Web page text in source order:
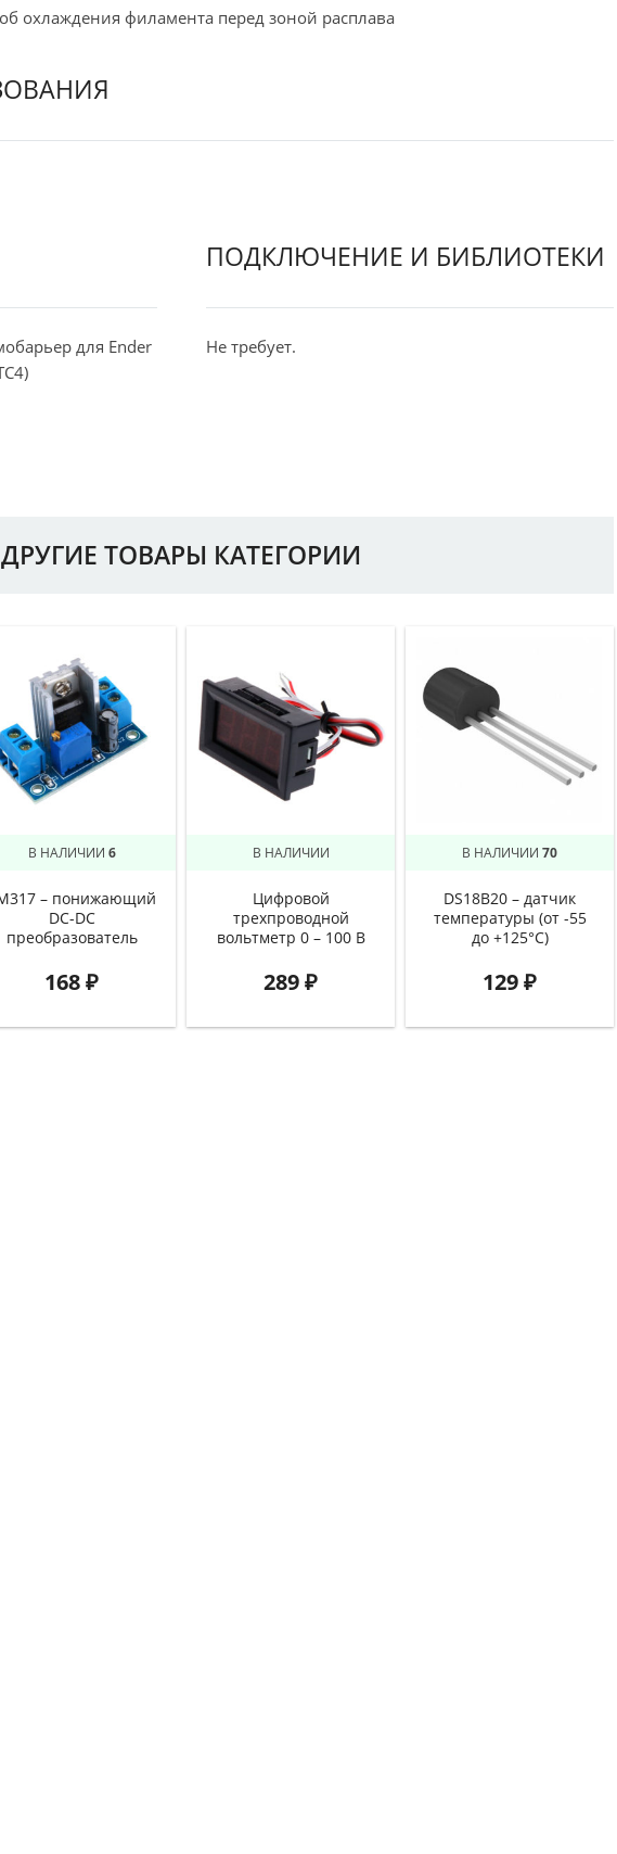
охлаждения филамента перед зоной расплава
для Ender
ПОДКЛЮЧЕНИЕ И БИБЛИОТЕКИ
Не требует.
ДРУГИЕ ТОВАРЫ КАТЕГОРИИ
В НАЛИЧИИ 6
– понижающий
DC-DC
преобразователь
168₽
В НАЛИЧИИ
Цифровой
трехпроводной
вольтметр 0 – 100 В
289₽
В НАЛИЧИИ 70
DS18B20 – датчик
температуры (от -55
до +125°C)
129₽